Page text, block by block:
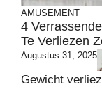
AMUSEMENT
4
Te Verliezen
Augustus 31, 2025
Gewicht